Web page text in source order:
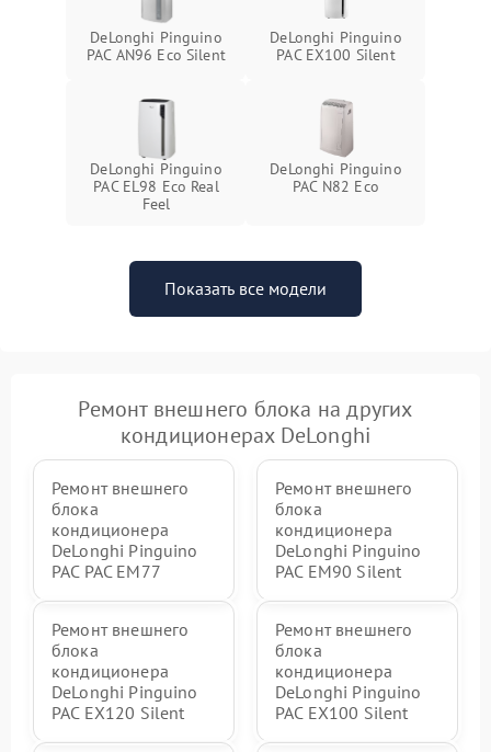
DeLonghi Pinguino
PAC AN96 Eco Silent
DeLonghi Pinguino
PAC EX100 Silent
DeLonghi Pinguino
PAC EL98 Eco Real
Feel
DeLonghi Pinguino
PAC N82 Eco
Показать все модели
Ремонт внешнего блока на других
кондиционерах DeLonghi
Ремонт внешнего
блока
кондиционера
DeLonghi Pinguino
PAC PAC EM77
Ремонт внешнего
блока
кондиционера
DeLonghi Pinguino
PAC EM90 Silent
Ремонт внешнего
блока
кондиционера
DeLonghi Pinguino
PAC EX120 Silent
Ремонт внешнего
блока
кондиционера
DeLonghi Pinguino
PAC EX100 Silent